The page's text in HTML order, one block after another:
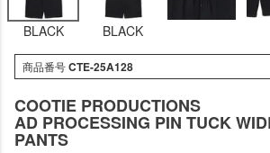
BLACK BLACK
商品番号CTE-25A128
COOTIE PRODUCTIONS
AD PROCESSING PIN TUCK
PANTS